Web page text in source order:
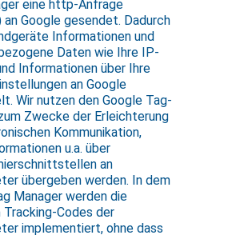
eine http-Anfrage
an Google gesendet. Dadurch
Informationen und
Daten wie Ihre IP-
Informationen über Ihre
an Google
Wir nutzen den Google Tag-
Zwecke der Erleichterung
Kommunikation,
u.a. über
an
übergeben werden. In dem
Manager werden die
Tracking-Codes der
implementiert, ohne dass